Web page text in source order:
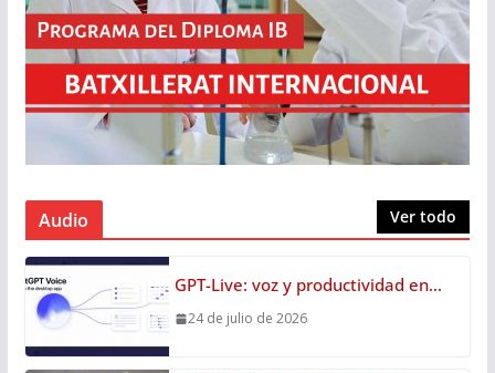
Audio Ver todo
GPT-Live: voz y productividad en…
24 de julio de 2026